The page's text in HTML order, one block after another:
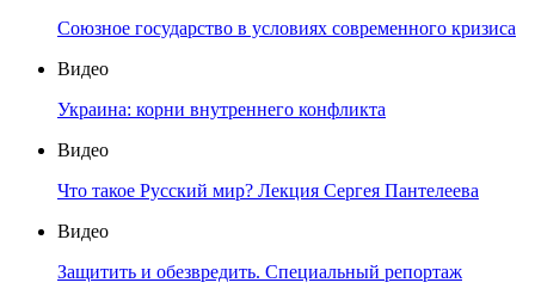
Союзное государство в условиях современного кризиса
Видео
Украина: корни внутреннего конфликта
Видео
Что такое Русский мир? Лекция Сергея Пантелеева
Видео
Защитить и обезвредить. Специальный репортаж